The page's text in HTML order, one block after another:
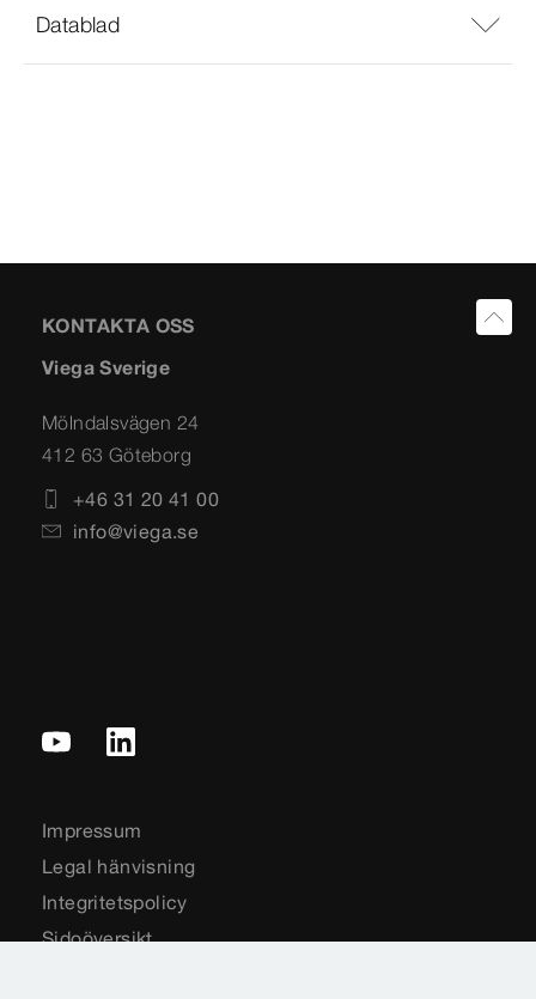
Datablad
KONTAKTA OSS
Viega Sverige
Mölndalsvägen 24
412 63 Göteborg
+46 31 20 41 00
info@viega.se
Impressum
Legal hänvisning
Integritetspolicy
Sidoöversikt